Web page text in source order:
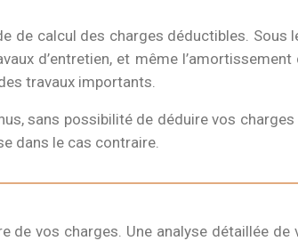
calcul des charges déductibles. Sous
d’entretien, et même
travaux importants.
sans possibilité de déduire vos
dans le cas contraire.
vos charges. Une analyse détaillée